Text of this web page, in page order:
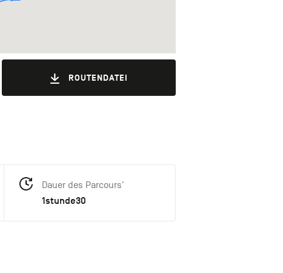
ROUTENDATEI
Dauer des Parcours'
1stunde30